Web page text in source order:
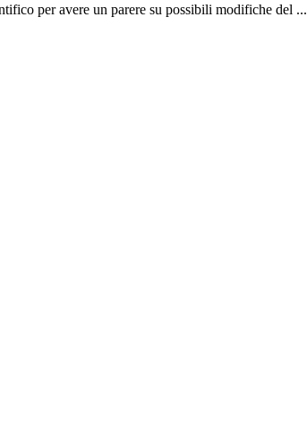
per avere un parere su possibili modifiche del ...